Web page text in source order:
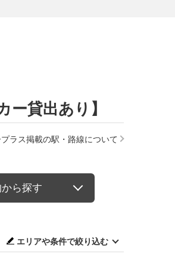
ー貸出あり】
ラス掲載の駅・路線について
から探す
エリアや条件で絞り込む